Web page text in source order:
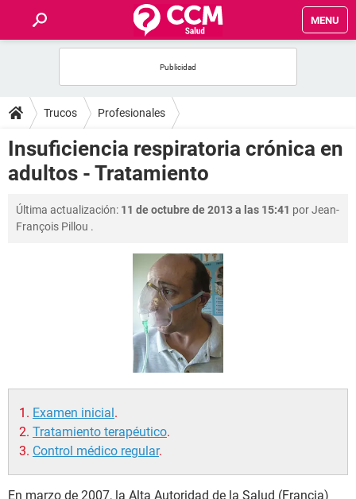
MENU
FOROS
SALUD
FAMILIA
NUTRICIÓN
Trucos Profesionales
Insuficiencia respiratoria crónica en
adultos - Tratamiento
Última actualización: 11 de octubre de 2013 a las 15:41 porJean-
François Pillou .
Examen inicial .
Tratamiento terapéutico.
Control médico regular.
En marzo de 2007, la Alta Autoridad de la Salud (Francia)